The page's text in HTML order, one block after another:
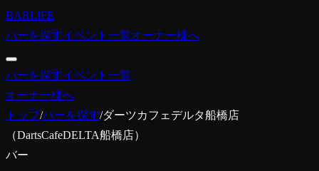
BARLIFE
バーを探すイベント一覧オーナー様へ
バーを探すイベント一覧
オーナー様へ
トップ/バーを探す/ダーツカフェデルタ船橋店
（DartsCafeDELTA船橋店）
バー